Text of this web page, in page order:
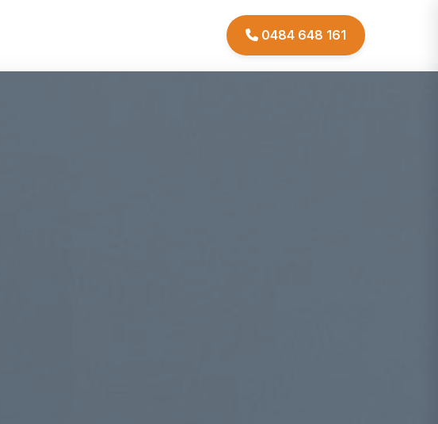
0484 648 161